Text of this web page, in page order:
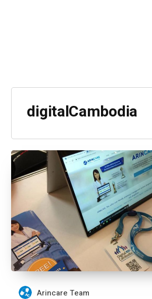
digitalCambodia
Arincare Team